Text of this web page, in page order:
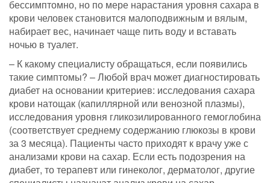
бессимптомно, но по мере нарастания уровня сахара в
крови человек становится малоподвижным и вялым,
набирает вес, начинает чаще пить воду и вставать
ночью в туалет.
– К какому специалисту обращаться, если появились
такие симптомы? – Любой врач может диагностировать
диабет на основании критериев: исследования сахара
крови натощак (капиллярной или венозной плазмы),
исследования уровня гликозилированного гемоглобина
(соответствует среднему содержанию глюкозы в крови
за 3 месяца). Пациенты часто приходят к врачу уже с
анализами крови на сахар. Если есть подозрения на
диабет, то терапевт или гинеколог, дерматолог, другие